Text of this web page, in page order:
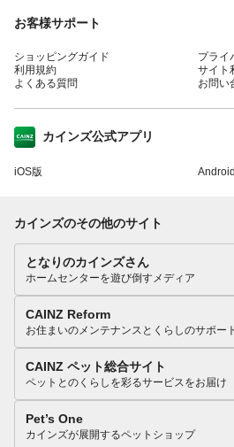
お客様サポート
ショッピングガイド
利用規約
よくある質問
プライ
サイト
お問い
カインズ公式アプリ
iOS版
カインズのその他のサイト
となりのカインズさん
ホームセンターを遊び倒すメディア
CAINZ Reform
お住まいのメンテナンスとくらしのサポート
CAINZ ペット総合サイト
ペットとのくらしを彩るサービスをお届け
Pet’s One
カインズが展開するペットショップ